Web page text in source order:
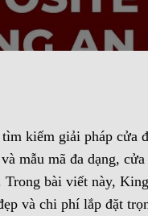
kiếm giải pháp cửa
mẫu mã đa dạng, cửa
Trong bài viết này,
và chi phí lắp đặt